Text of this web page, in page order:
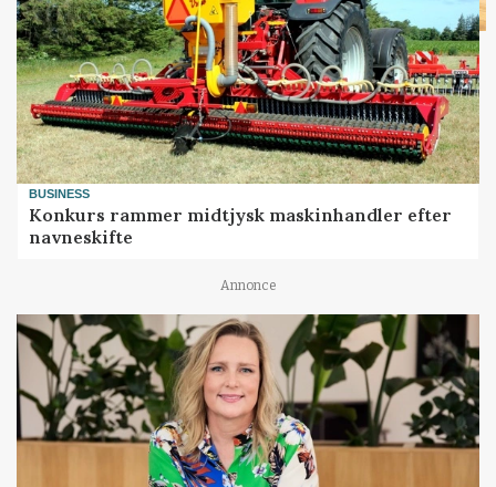
BUSINESS
Konkurs rammer midtjysk maskinhandler efter
navneskifte
Annonce